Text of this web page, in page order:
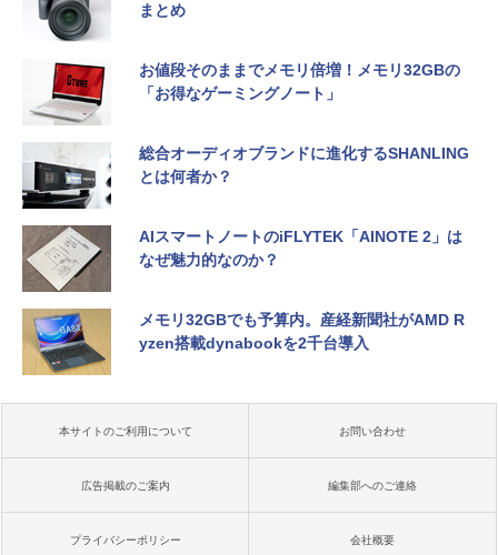
まとめ
お値段そのままでメモリ倍増！メモリ32GBの
「お得なゲーミングノート」
総合オーディオブランドに進化するSHANLING
とは何者か？
AIスマートノートのiFLYTEK「AINOTE 2」は
なぜ魅力的なのか？
メモリ32GBでも予算内。産経新聞社がAMD R
yzen搭載dynabookを2千台導入
本サイトのご利用について お問い合わせ
広告掲載のご案内 編集部へのご連絡
プライバシーポリシー 会社概要